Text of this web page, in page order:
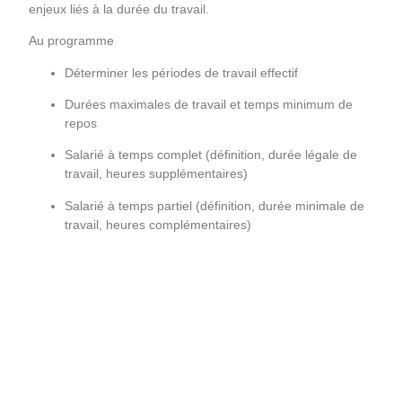
enjeux liés à la durée du travail.
Au programme
Déterminer les périodes de travail effectif
Durées maximales de travail et temps minimum de
repos
Salarié à temps complet (définition, durée légale de
travail, heures supplémentaires)
Salarié à temps partiel (définition, durée minimale de
travail, heures complémentaires)